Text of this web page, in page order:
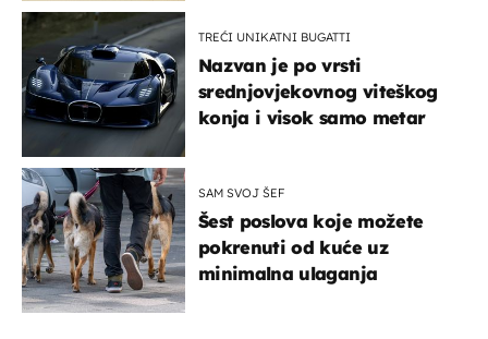
TREĆI UNIKATNI BUGATTI
Nazvan je po vrsti
srednjovjekovnog viteškog
konja i visok samo metar
SAM SVOJ ŠEF
Šest poslova koje možete
pokrenuti od kuće uz
minimalna ulaganja